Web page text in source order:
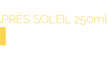
SOLEIL 250ml